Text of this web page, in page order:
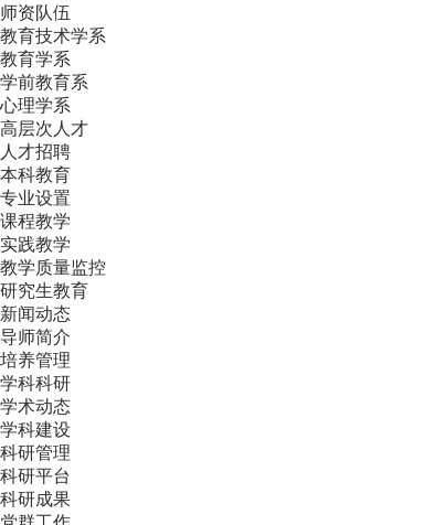
师资队伍
教育技术学系
教育学系
学前教育系
心理学系
高层次人才
人才招聘
本科教育
专业设置
课程教学
实践教学
教学质量监控
研究生教育
新闻动态
导师简介
培养管理
学科科研
学术动态
学科建设
科研管理
科研平台
科研成果